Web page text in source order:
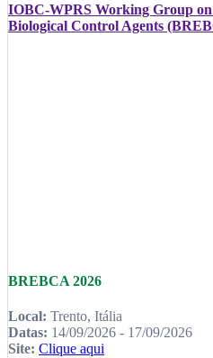
IOBC-WPRS Working Group
Biological Control Agents
BREBCA 2026
Local: Trento, Itália
Datas: 14/09/2026 - 17/09/2026
Site: Clique aqui